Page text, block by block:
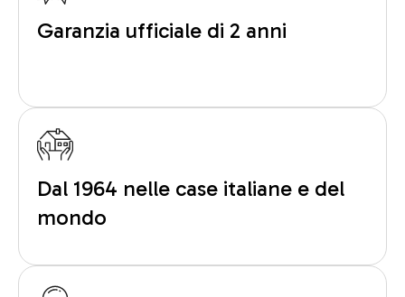
Garanzia ufficiale di 2 anni
Dal 1964 nelle case italiane e del
mondo